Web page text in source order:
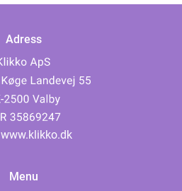
Adress
www.klikko.dk
Menu